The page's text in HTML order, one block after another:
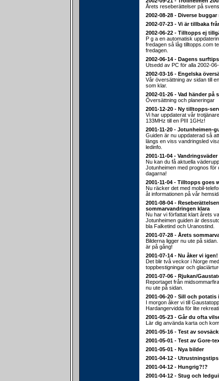
Årets reseberättelser på
2002-08-28 - Diverse buggar
2002-07-23 - Vi är tillbaka
2002-06-22 - Tilltopps ej
P g a en automatisk
fredagen så låg tilltopps.com
fredagen.
2002-06-14 - Dagens
Utsedd av PC för alla 2002-
2002-03-16 - Engelska
Vår översättning av sidan till
som klar.
2002-01-26 - Vad händer på
Översättning och planeringar
2001-12-20 - Ny tilltopps-
Vi har uppdaterat vår
133MHz till en PIII 1GHz!
2001-11-20 - Jotunheimen-
Guiden är nu uppdaterad så
längs en viss vandringsled
ledinfo.
2001-11-04 -
Nu kan du få aktuella
Jotunheimen med prognos för
dagarna!
2001-11-04 - Tilltopps goes
Nu räcker det med mobil-
åt informationen på vår
2001-08-04 -
sommarvandringen klara
Nu har vi författat klart årets
Jotunheimen guiden är
bla Falketind och Uranostind.
2001-07-28 - Årets
Bilderna ligger nu ute på
är på gång!
2001-07-14 - Nu åker vi igen!
Det blir två veckor i Norge
toppbestigningar och
2001-07-06 - Rjukan/
Reportaget från
nu ute på sidan.
2001-06-20 - Sill och potatis
I morgon åker vi till
Hardangervidda för lite
2001-05-23 - Går du ofta
Lär dig använda karta och
2001-05-16 - Test av
2001-05-01 - Test av Gore-
2001-05-01 - Nya bilder
2001-04-12 -
2001-04-12 - Hungrig?!?
2001-04-12 - Stug och